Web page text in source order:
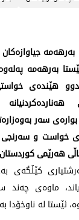
ئێستا به‌رهه‌مه‌
هێنده‌ی خواستی
بواره‌ی سه‌ر
خواست و سه‌رنجی
هه‌رێمی
کێڵگەی
راگەیاند،
ئێستا لە ناوخۆدا